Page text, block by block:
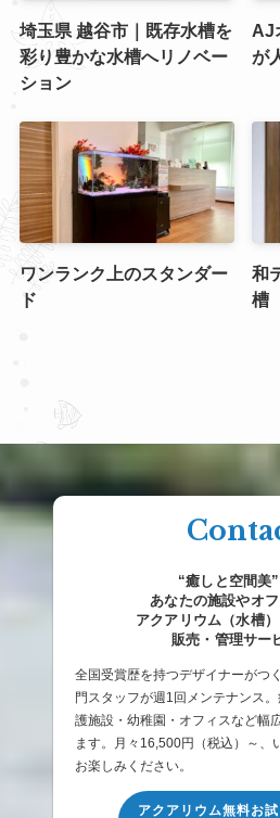
埼玉県 越谷市｜既存水槽を
彩り豊かな水槽へリノベー
ション
AJ
が
ワンランク上のスタンダー
ド
和
槽
“癒しと空間美”
あなたの施設やオフ
アクアリウム（水槽
販売・管理サー
全国受賞歴を持つデザイナーがつ
門スタッフが週1回メンテナンス
護施設・幼稚園・オフィスなど幅
ます。月々16,500円（税込）～、
お楽しみください。
アクアリウム無料お